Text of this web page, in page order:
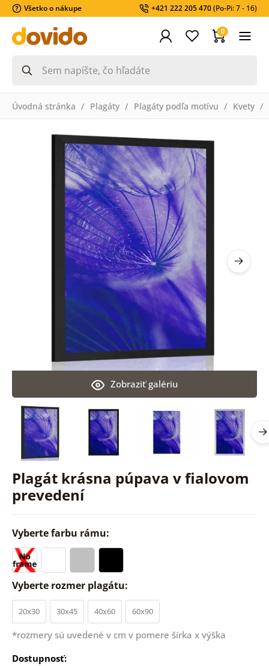
Všetko o nákupe +421 222 205 470(Po-Pi: 7 - 16)
0
Úvodná stránka Plagáty Plagáty podľa motívu Kvety
Plagát krásna púpava v fialovom
prevedení
Zobraziť galériu
Vyberte farbu rámu:
Vyberte rozmer plagátu:
20x30 30x45 40x60 60x90
*rozmery sú uvedené v cm v pomere šírka x výška
Dostupnosť: